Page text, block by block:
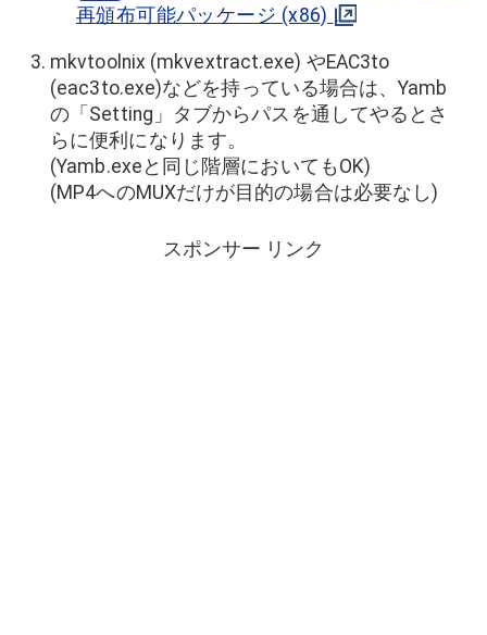
再頒布可能パッケージ (x86)
mkvtoolnix (mkvextract.exe) やEAC3to
(eac3to.exe)などを持っている場合は、Yamb
の「Setting」タブからパスを通してやるとさ
らに便利になります。
(Yamb.exeと同じ階層においてもOK)
(MP4へのMUXだけが目的の場合は必要なし)
スポンサー リンク